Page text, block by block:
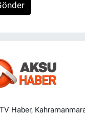
Haber,